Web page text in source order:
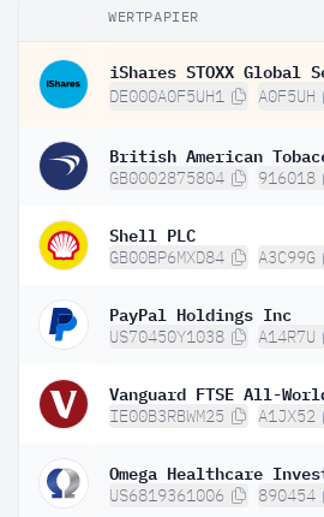
WERTPAPIER
DE000A0F5UH1 A0F5UH
British American
GB0002875804 916018
Shell PLC
GB00BP6MXD84 A3C99G
PayPal Holdings Inc
US70450Y1038 A14R7U
Vanguard FTSE All-
IE00B3RBWM25 A1JX52
Omega Healthcare
US6819361006 890454